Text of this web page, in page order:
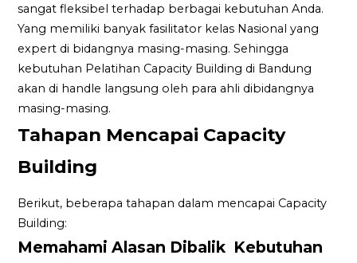
sangat fleksibel terhadap berbagai kebutuhan Anda.
Yang memiliki banyak fasilitator kelas Nasional yang
expert di bidangnya masing-masing. Sehingga
kebutuhan Pelatihan Capacity Building di Bandung
akan di handle langsung oleh para ahli dibidangnya
masing-masing.
Tahapan Mencapai Capacity
Building
Berikut, beberapa tahapan dalam mencapai Capacity
Building:
Memahami Alasan Dibalik Kebutuhan